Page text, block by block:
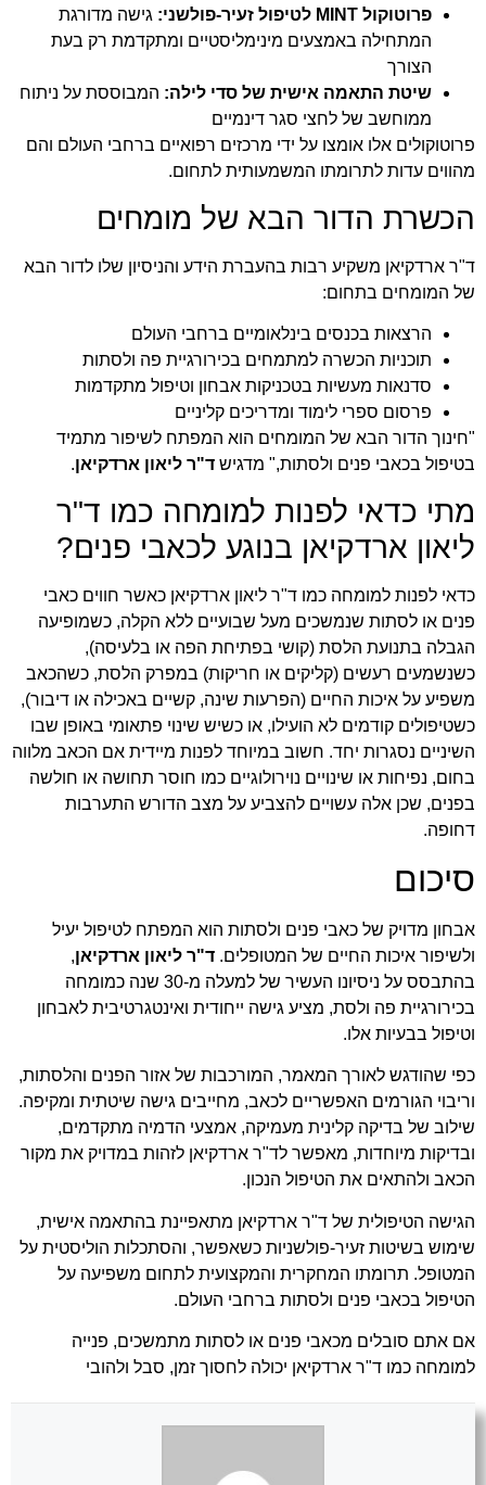
פרוטוקול MINT לטיפול זעיר-פולשני:
גישה מדורגת
המתחילה באמצעים מינימליסטיים ומתקדמת רק בעת
הצורך
שיטת התאמה אישית של סדי לילה: המבוססת על ניתוח
ממוחשב של לחצי סגר דינמיים
פרוטוקולים אלו אומצו על ידי מרכזים רפואיים ברחבי העולם והם
מהווים עדות לתרומתו המשמעותית לתחום.
הכשרת הדור הבא של מומחים
ד"ר ארדקיאן משקיע רבות בהעברת הידע והניסיון שלו לדור הבא
של המומחים בתחום:
הרצאות בכנסים בינלאומיים ברחבי העולם
תוכניות הכשרה למתמחים בכירורגיית פה ולסתות
סדנאות מעשיות בטכניקות אבחון וטיפול מתקדמות
פרסום ספרי לימוד ומדריכים קליניים
"חינוך הדור הבא של המומחים הוא המפתח לשיפור מתמיד
בטיפול בכאבי פנים ולסתות," מדגיש ד"ר ליאון ארדקיאן.
מתי כדאי לפנות למומחה כמו ד"ר
ליאון ארדקיאן בנוגע לכאבי פנים?
כדאי לפנות למומחה כמו ד"ר ליאון ארדקיאן כאשר חווים כאבי
פנים או לסתות שנמשכים מעל שבועיים ללא הקלה, כשמופיעה
הגבלה בתנועת הלסת (קושי בפתיחת הפה או בלעיסה),
כשנשמעים רעשים (קליקים או חריקות) במפרק הלסת, כשהכאב
משפיע על איכות החיים (הפרעות שינה, קשיים באכילה או דיבור),
כשטיפולים קודמים לא הועילו, או כשיש שינוי פתאומי באופן שבו
השיניים נסגרות יחד. חשוב במיוחד לפנות מיידית אם הכאב מלווה
בחום, נפיחות או שינויים נוירולוגיים כמו חוסר תחושה או חולשה
בפנים, שכן אלה עשויים להצביע על מצב הדורש התערבות
דחופה.
סיכום
אבחון מדויק של כאבי פנים ולסתות הוא המפתח לטיפול יעיל
ולשיפור איכות החיים של המטופלים. ד"ר ליאון ארדקיאן,
בהתבסס על ניסיונו העשיר של למעלה מ-30 שנה כמומחה
בכירורגיית פה ולסת, מציע גישה ייחודית ואינטגרטיבית לאבחון
וטיפול בבעיות אלו.
כפי שהודגש לאורך המאמר, המורכבות של אזור הפנים והלסתות,
וריבוי הגורמים האפשריים לכאב, מחייבים גישה שיטתית ומקיפה.
שילוב של בדיקה קלינית מעמיקה, אמצעי הדמיה מתקדמים,
ובדיקות מיוחדות, מאפשר לד"ר ארדקיאן לזהות במדויק את מקור
הכאב ולהתאים את הטיפול הנכון.
הגישה הטיפולית של ד"ר ארדקיאן מתאפיינת בהתאמה אישית,
שימוש בשיטות זעיר-פולשניות כשאפשר, והסתכלות הוליסטית על
המטופל. תרומתו המחקרית והמקצועית לתחום משפיעה על
הטיפול בכאבי פנים ולסתות ברחבי העולם.
אם אתם סובלים מכאבי פנים או לסתות מתמשכים, פנייה
למומחה כמו ד"ר ארדקיאן יכולה לחסוך זמן, סבל ולהובי